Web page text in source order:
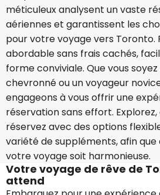
méticuleux analysent un vaste
aériennes et garantissent les
pour votre voyage vers Toronto.
abordable sans frais cachés,
forme conviviale. Que vous
chevronné ou un voyageur
engageons à vous offrir une
réservation sans effort.
réservez avec des options
variété de suppléments, afin
votre voyage soit harmonieuse.
Votre voyage de rêve de
attend